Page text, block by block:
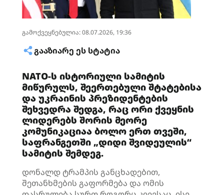
გამოქვეყნებულია: 08.07.2026, 19:36
ᲒᲐᲐᲖᲘᲐᲠᲔ ᲔᲡ ᲡᲢᲐᲢᲘᲐ
NATO-ს ისტორიული სამიტის
მიწურულს, შეერთებული შტატებისა
და უკრაინის პრეზიდენტების
შეხვედრა შედგა, რაც ორი ქვეყნის
ლიდერებს შორის მეორე
კომუნიკაციაა ბოლო ერთ თვეში,
საფრანგეთში „დიდი შვიდეულის“
სამიტის შემდეგ.
დონალდ ტრამპის განცხადებით,
შეთანხმების გაფორმება და ომის